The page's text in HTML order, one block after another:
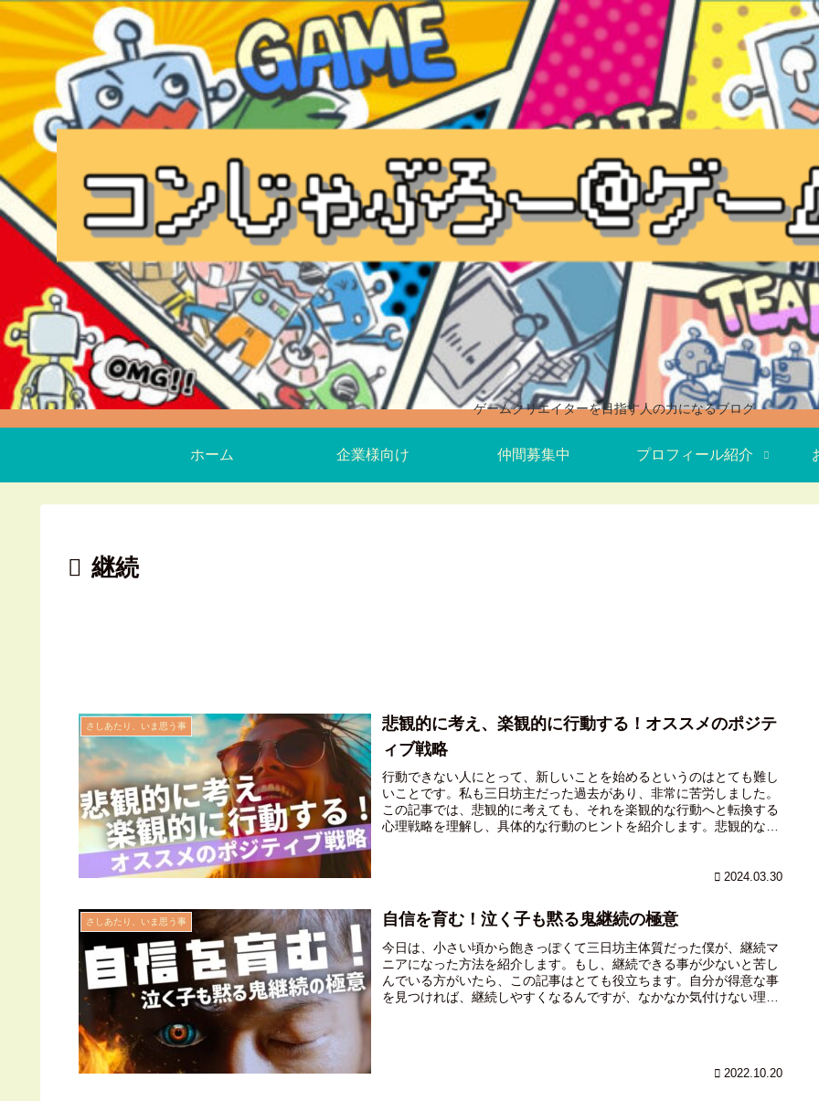
ゲームクリエイターを目指す人の力になるブログ
ホーム 企業様向け 仲間募集中 プロフィール紹介
継続
さしあたり、いま思う事
悲観的に考え、楽観的に行動する！オススメのポジテ
ィブ戦略
行動できない人にとって、新しいことを始めるというのはとても難し
いことです。私も三日坊主だった過去があり、非常に苦労しました。
この記事では、悲観的に考えても、それを楽観的な行動へと転換する
心理戦略を理解し、具体的な行動のヒントを紹介します。悲観的な思
2024.03.30
さしあたり、いま思う事 自信を育む！泣く子も黙る鬼継続の極意
今日は、小さい頃から飽きっぽくて三日坊主体質だった僕が、継続マ
ニアになった方法を紹介します。もし、継続できる事が少ないと苦し
んでいる方がいたら、この記事はとても役立ちます。自分が得意な事
を見つければ、継続しやすくなるんですが、なかなか気付けない理由
2022.10.20